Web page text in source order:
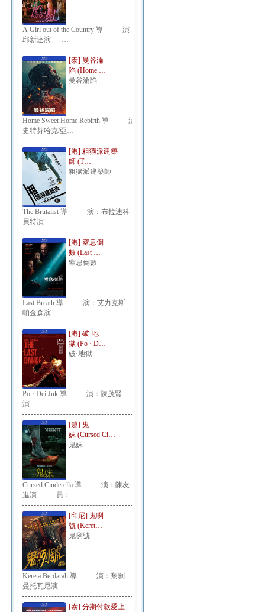
A Girl out of the Country 導 演：
邱新達演 …
[泰] 曼谷淪
陷 (Home …
曼谷淪陷
Home Sweet Home Rebirth 導 演：
史特芬哈克/亞…
[港] 粗獷派建築
師 (T…
粗獷派建築師
The Brutalist 導 演：布拉迪科
貝特演 …
[港] 窒息倒
數 (Last …
窒息倒數
Last Breath 導 演：艾力克斯
帕金森演 …
[港] 破·地
獄 (Po · D…
破·地獄
Po · Dei Juk 導 演：陳茂賢
演 …
[越] 鬼
妹 (Cursed Ci…
鬼妹
Cursed Cinderella 導 演：陳友
進演 員：…
[印尼] 鬼咧
號 (Keret…
鬼咧號
Kereta Berdarah 導 演：黎刹
曼托瓦尼演 …
[泰] 分期付款愛上